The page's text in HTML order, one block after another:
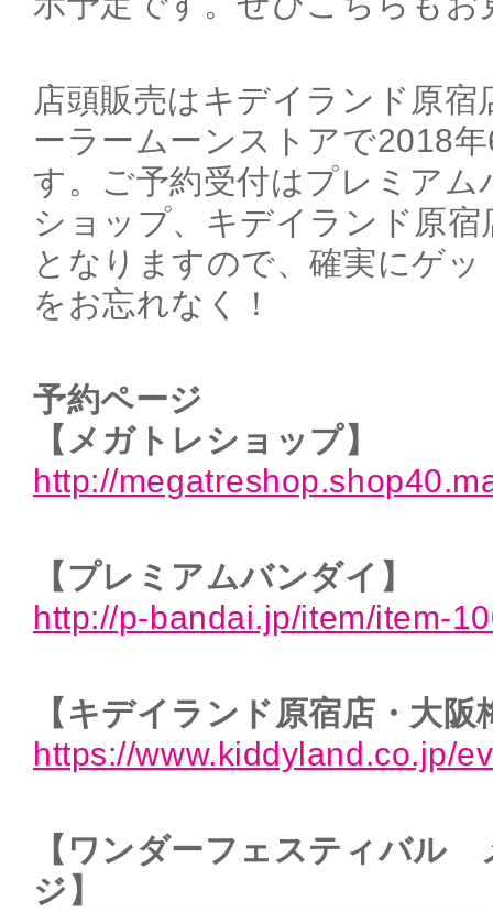
店頭販売はキデイランド原宿
ーラームーンストアで2018
す。ご予約受付はプレミア
ショップ、キデイランド原
となりますので、確実にゲ
をお忘れなく！
予約ページ
【メガトレショップ】
http://
【プレミアムバンダイ】
http://p-bandai.jp/item/item-
【キデイランド原宿店・大阪
https://www.kiddyland.co.jp/
【ワンダーフェスティバル
ジ】